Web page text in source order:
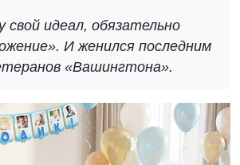
свой идеал, обязательно
И женился последним
«Вашингтона».